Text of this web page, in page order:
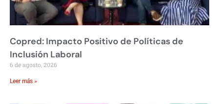
Copred: Impacto Positivo de Políticas de
Inclusión Laboral
6 de agosto, 2026
Leer más »